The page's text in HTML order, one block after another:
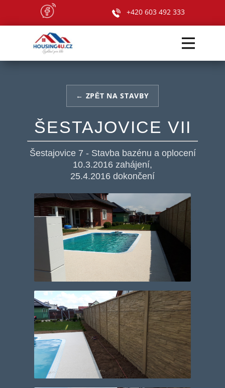
+420 603 492 333
← ZPĚT NA STAVBY
ŠESTAJOVICE VII
Šestajovice 7 - Stavba bazénu a oplocení
10.3.2016 zahájení,
25.4.2016 dokončení